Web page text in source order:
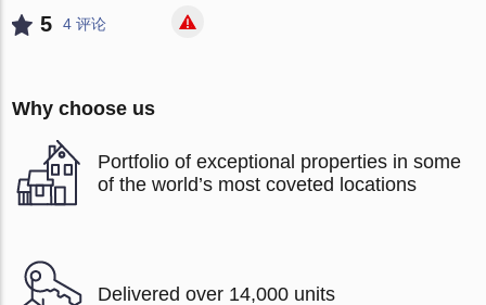
5 4 评论
Why choose us
Portfolio of exceptional properties in some
of the world’s most coveted locations
Delivered over 14,000 units